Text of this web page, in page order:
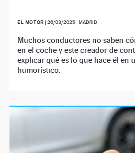
EL MOTOR | 26/03/2025| MADRID
Muchos conductores no saben
en el coche y este creador de
explicar qué es lo que hace él en
humorístico.